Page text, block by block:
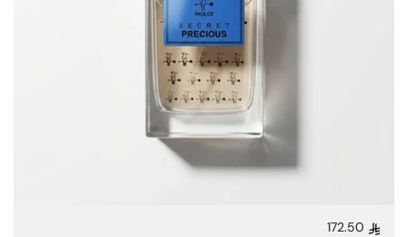
السعر العادي